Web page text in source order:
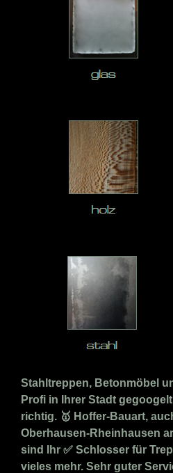
Stahltreppen, Betonmöbel
Profi in Ihrer Stadt
richtig. 🥇 Hoffer-Bauart,
Oberhausen-Rheinhausen
sind Ihr ✅ Schlosser für
vieles mehr. Sehr guter